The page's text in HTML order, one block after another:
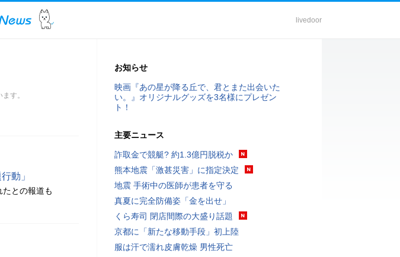
livedoor
す。
動」
との報道も
お知らせ
映画『あの星が降る丘で、君とまた出会いた
い。』オリジナルグッズを3名様にプレゼン
ト！
主要ニュース
詐取金で競艇? 約1.3億円脱税か
熊本地震「激甚災害」に指定決定
地震 手術中の医師が患者を守る
真夏に完全防備姿「金を出せ」
くら寿司 閉店間際の大盛り話題
京都に「新たな移動手段」初上陸
服は汗で濡れ皮膚乾燥 男性死亡